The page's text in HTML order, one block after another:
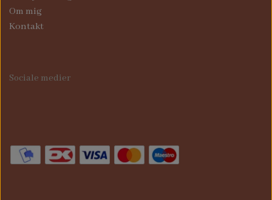
Om mig
Kontakt
Sociale medier